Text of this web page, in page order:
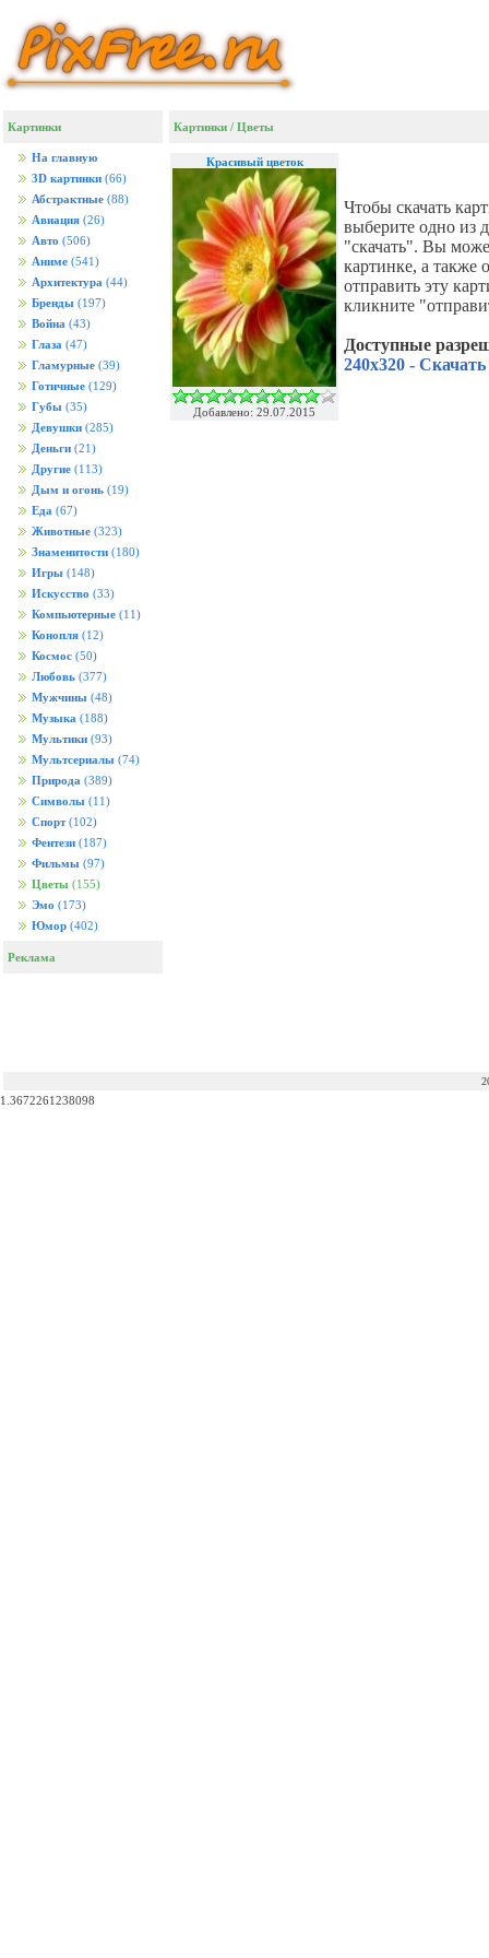
Картинки
На главную
3D картинки (66)
Абстрактные (88)
Авиация (26)
Авто (506)
Аниме (541)
Архитектура (44)
Бренды (197)
Война (43)
Глаза (47)
Гламурные (39)
Готичные (129)
Губы (35)
Девушки (285)
Деньги (21)
Другие (113)
Дым и огонь (19)
Еда (67)
Животные (323)
Знаменитости (180)
Игры (148)
Искусство (33)
Компьютерные (11)
Конопля (12)
Космос (50)
Любовь (377)
Мужчины (48)
Музыка (188)
Мультики (93)
Мультсериалы (74)
Природа (389)
Символы (11)
Спорт (102)
Фентези (187)
Фильмы (97)
Цветы (155)
Эмо (173)
Юмор (402)
Реклама
Картинки / Цветы
Красивый цветок
Добавлено: 29.07.2015
Чтобы скачать
выберите одно из
"скачать". Вы
картинке, а также
отправить эту
кликните
Доступные
240x320 - Скачать
1.3672261238098